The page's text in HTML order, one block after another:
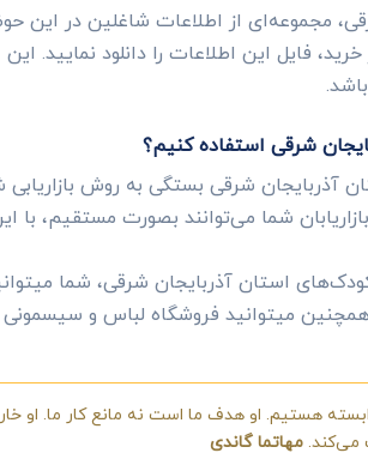
مجموعه‌ای از اطلاعات شاغلین در
فایل این اطلاعات را دانلود نمایید.
شرقی استفاده کنیم؟
شرقی بستگی به روش بازاریابی
شما می‌توانند بصورت مستقیم، با
استان آذربایجان شرقی، شما
همچنین میتوانید فروشگاه لباس و
هستیم. او هدف ما است نه مانع کار ما. او
می‌کند. مهاتما گاندی